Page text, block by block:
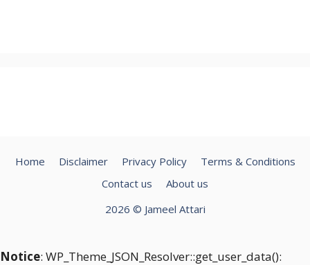
Home Disclaimer Privacy Policy
Terms & Conditions
Contact us
About us
2026 © Jameel Attari
Notice: WP_Theme_JSON_Resolver::get_user_data():